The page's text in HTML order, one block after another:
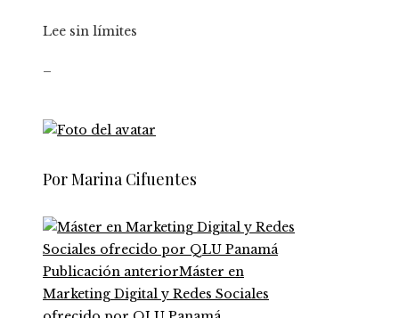
Lee sin límites
Por Marina Cifuentes
Publicación anteriorMáster en
Marketing Digital y Redes Sociales